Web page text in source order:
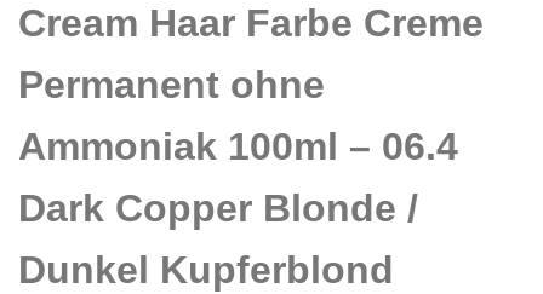
Cream Haar Farbe Creme
Permanent ohne
Ammoniak 100ml – 06.4
Dark Copper Blonde /
Dunkel Kupferblond